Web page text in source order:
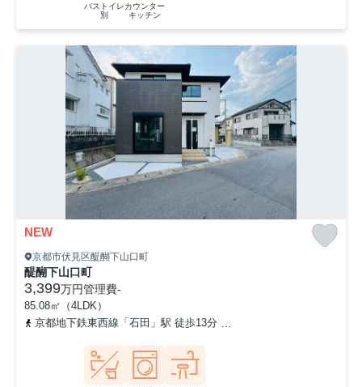
バストイレ
別
カウンター
キッチン
NEW
京都市伏見区醍醐下山口町
醍醐下山口町
3,399万円管理費-
85.08㎡（4LDK）
京都地下鉄東西線「石田」駅 徒歩13分